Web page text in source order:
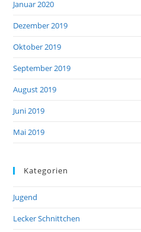
Januar 2020
Dezember 2019
Oktober 2019
September 2019
August 2019
Juni 2019
Mai 2019
Kategorien
Jugend
Lecker Schnittchen